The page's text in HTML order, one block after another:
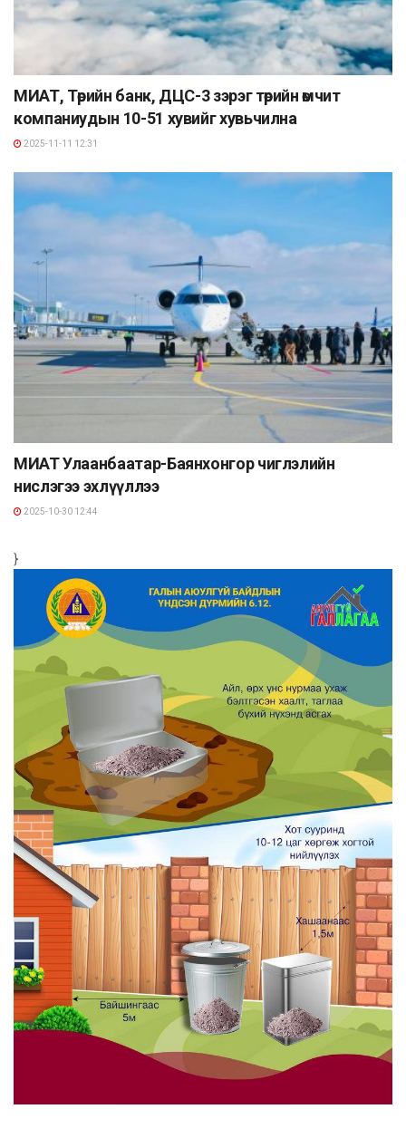
МИАТ, Төрийн банк, ДЦС-3 зэрэг төрийн өмчит
компаниудын 10-51 хувийг хувьчилна
2025-11-11 12:31
МИАТ Улаанбаатар-Баянхонгор чиглэлийн
нислэгээ эхлүүллээ
2025-10-30 12:44
}